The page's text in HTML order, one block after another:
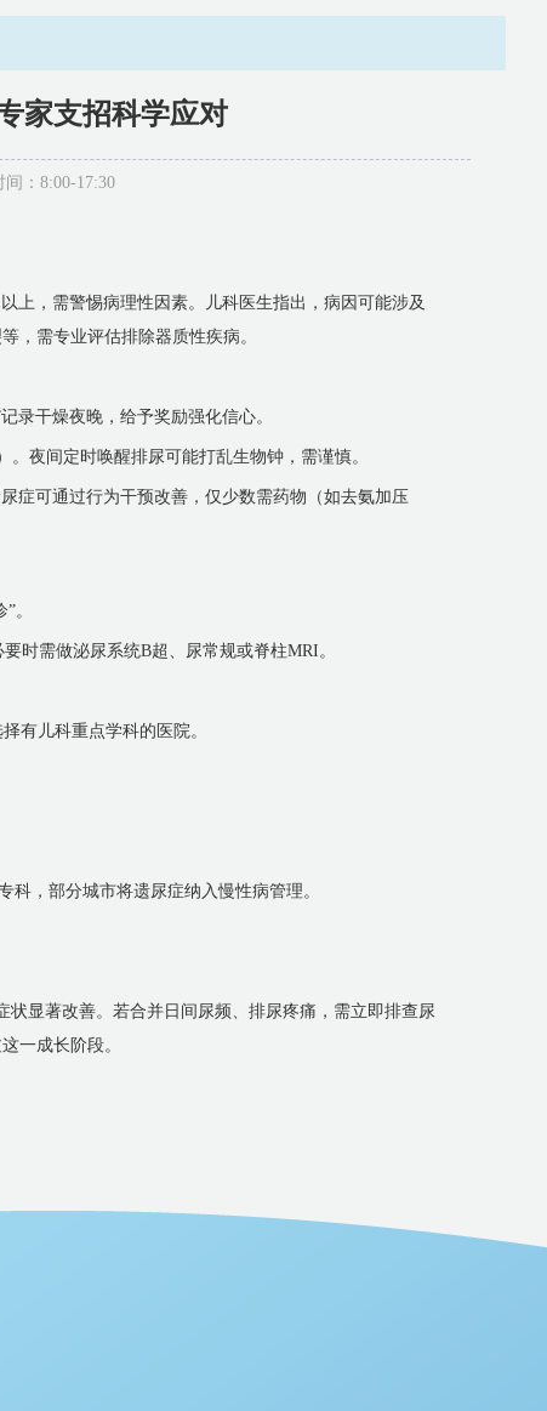
家支招科学应对
：8:00-17:30
上，需警惕病理性因素。儿科医生指出，病因可能涉及
，需专业评估排除器质性疾病。
录干燥夜晚，给予奖励强化信心。
夜间定时唤醒排尿可能打乱生物钟，需谨慎。
症可通过行为干预改善，仅少数需药物（如去氨加压
。
时需做泌尿系统B超、尿常规或脊柱MRI。
有儿科重点学科的医院。
科，部分城市将遗尿症纳入慢性病管理。
显著改善。若合并日间尿频、排尿疼痛，需立即排查尿
一成长阶段。